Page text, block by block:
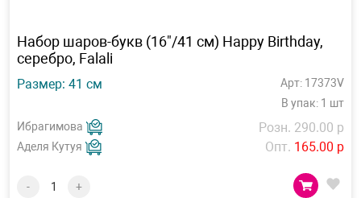
Набор шаров-букв (16"/41 см) Happy Birthday,
серебро, Falali
Размер: 41 см
Арт: 17373V
В упак: 1 шт
Ибрагимова
Аделя Кутуя
Розн. 290.00 р
Опт. 165.00 р
- +